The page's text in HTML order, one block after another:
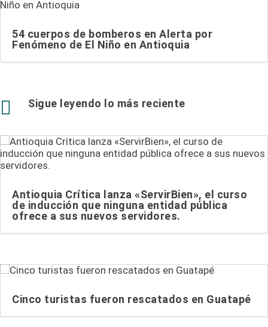
54 cuerpos de bomberos en Alerta por
Fenómeno de El Niño en Antioquia
 Sigue leyendo lo más reciente
Antioquia Crítica lanza «ServirBien», el curso
de inducción que ninguna entidad pública
ofrece a sus nuevos servidores.
Cinco turistas fueron rescatados en Guatapé